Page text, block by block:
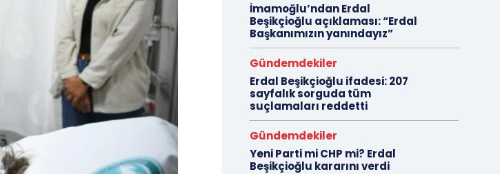
İmamoğlu’ndan Erdal
Beşikçioğlu açıklaması: “Erdal
Başkanımızın yanındayız”
Gündemdekiler
Erdal Beşikçioğlu ifadesi: 207
sayfalık sorguda tüm
suçlamaları reddetti
Gündemdekiler
Yeni Parti mi CHP mi? Erdal
Beşikçioğlu kararını verdi